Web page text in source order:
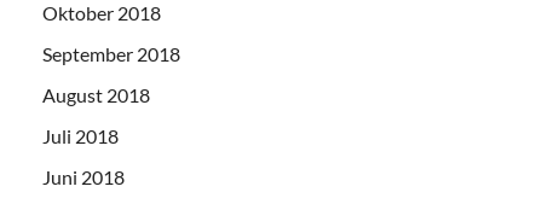
Oktober 2018
September 2018
August 2018
Juli 2018
Juni 2018